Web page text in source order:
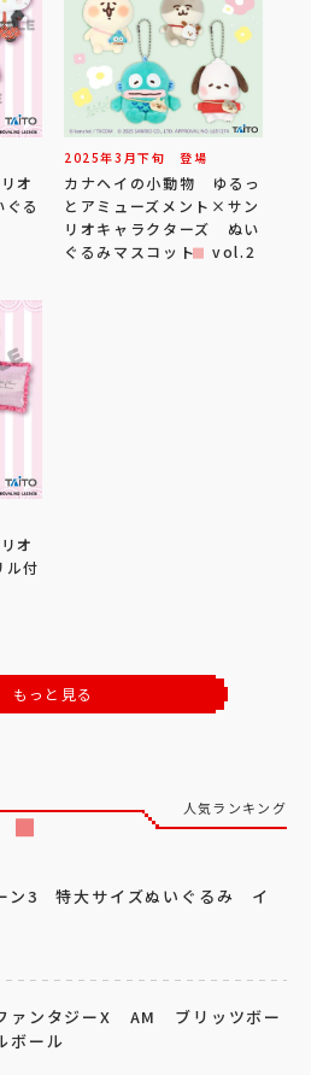
オ
る
2025年3 月下旬 登場
カナヘイの小動物 ゆるっ
とアミューズメント×サン
リオキャラクターズ ぬい
ぐるみマスコット vol.2
オ
付
もっと見る
人気ランキング
ン3 特大サイズぬいぐるみ イ
ァンタジーX AM ブリッツボー
ボール